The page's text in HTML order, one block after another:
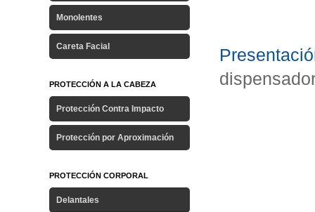
Monolentes
Careta Facial
PROTECCIÓN A LA CABEZA
Protección Contra Impacto
Protección por Aproximación
PROTECCIÓN CORPORAL
Delantales